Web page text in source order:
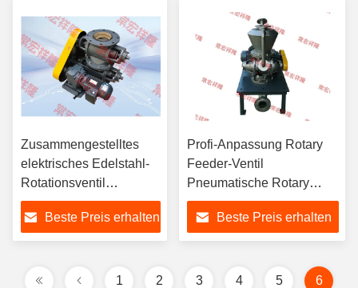
Zusammengestelltes
elektrisches Edelstahl-
Rotationsventil
Pneumatik
Beste Preis erhalten
Profi-Anpassung Rotary
Feeder-Ventil
Pneumatische Rotary
Star-Ventil
Beste Preis erhalten
1 2 3 4 5 6